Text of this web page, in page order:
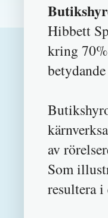
Hibbett
kring
av
Som
resultera i